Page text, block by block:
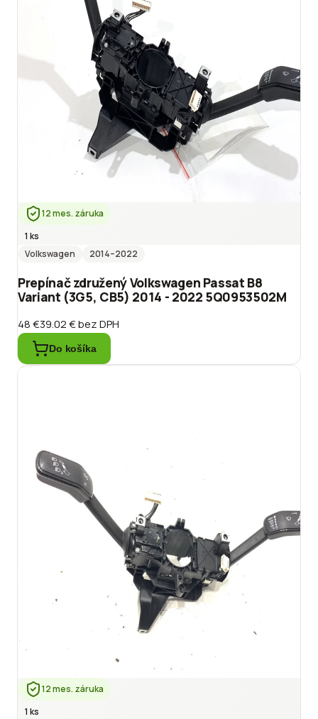
12 mes. záruka
1 ks
Volkswagen
2014–2022
Prepínač združený Volkswagen Passat B8
Variant (3G5, CB5) 2014 - 2022 5Q0953502M
48 €39.02 €bez DPH
Do košíka
12 mes. záruka
1 ks